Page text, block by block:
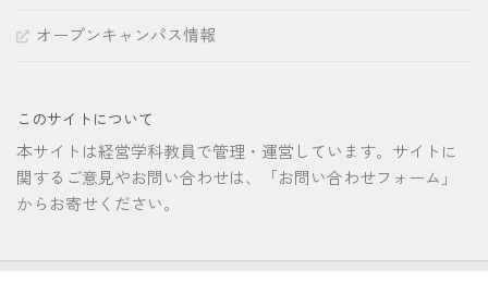
オープンキャンパス情報
このサイトについて
本サイトは経営学科教員で管理・運営しています。サイトに
関するご意見やお問い合わせは、「お問い合わせフォーム」
からお寄せください。